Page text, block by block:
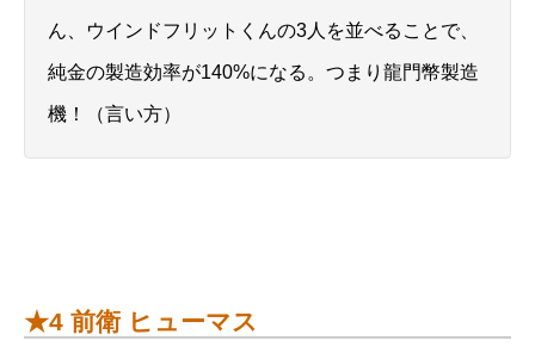
ん、ウインドフリットくんの3人を並べることで、
純金の製造効率が140%になる。つまり龍門幣製造
機！（言い方）
★4 前衛 ヒューマス